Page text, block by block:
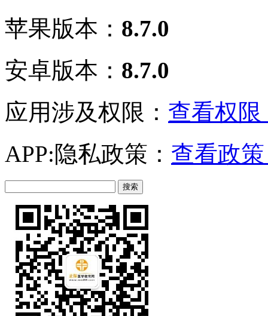
苹果版本： 8.7.0
安卓版本： 8.7.0
应用涉及权限： 查看权限
APP:隐私政策： 查看政